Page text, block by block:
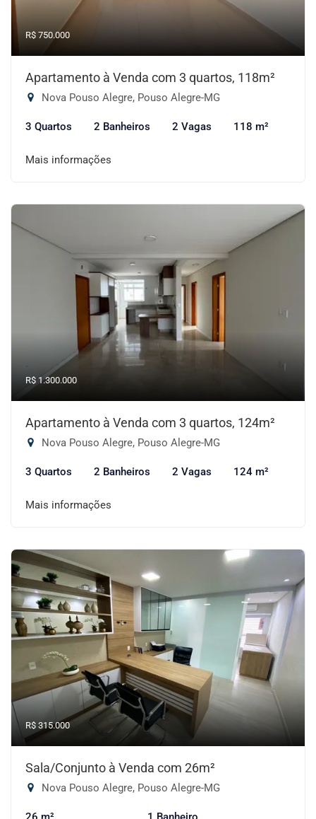
R$ 750.000
Apartamento à Venda com 3 quartos, 118m²
Nova Pouso Alegre, Pouso Alegre-MG
3 Quartos 2 Banheiros 2 Vagas 118 m²
Mais informações
R$ 1.300.000
Apartamento à Venda com 3 quartos, 124m²
Nova Pouso Alegre, Pouso Alegre-MG
3 Quartos 2 Banheiros 2 Vagas 124 m²
Mais informações
R$ 315.000
Sala/Conjunto à Venda com 26m²
Nova Pouso Alegre, Pouso Alegre-MG